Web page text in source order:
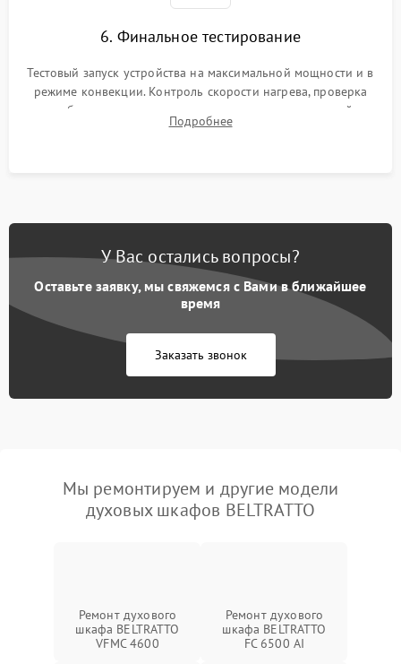
6. Финальное тестирование
Тестовый запуск устройства на максимальной мощности и в
режиме конвекции. Контроль скорости нагрева, проверка
срабатывания термостата при достижении заданной
температуры и тест на отсутствие утечек тока.
Подробнее
У Вас остались вопросы?
Оставьте заявку, мы свяжемся с Вами в ближайшее
время
Заказать звонок
Мы ремонтируем и другие модели
духовых шкафов BELTRATTO
Ремонт духового
шкафа BELTRATTO
VFMC 4600
Ремонт духового
шкафа BELTRATTO
FC 6500 AI